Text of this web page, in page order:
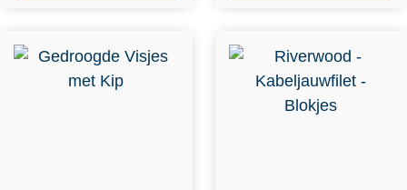
meerdere variaties. Deze
optie kan gekozen worden